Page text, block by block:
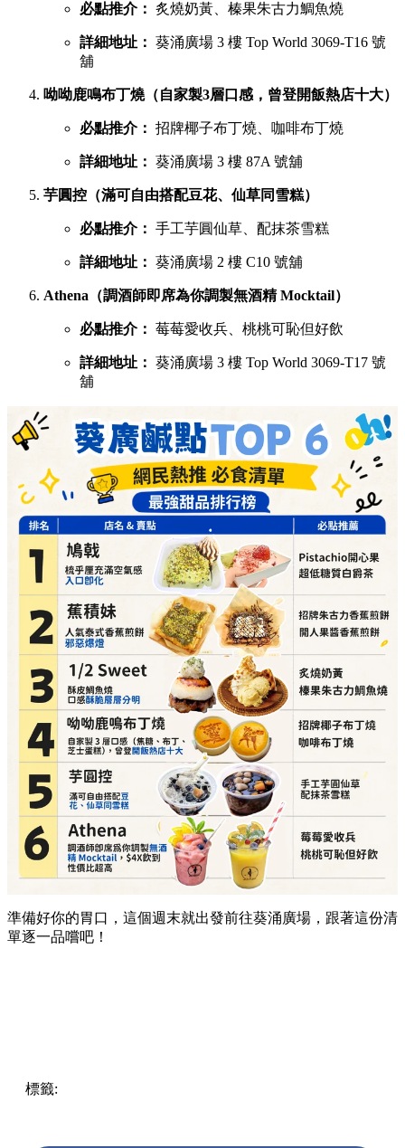
必點推介： 炙燒奶黃、榛果朱古力鯛魚燒
詳細地址： 葵涌廣場 3 樓 Top World 3069-T16 號
舖
呦呦鹿鳴布丁燒（自家製3層口感，曾登開飯熱店十大）
必點推介： 招牌椰子布丁燒、咖啡布丁燒
詳細地址： 葵涌廣場 3 樓 87A 號舖
芋圓控（滿可自由搭配豆花、仙草同雪糕）
必點推介： 手工芋圓仙草、配抹茶雪糕
詳細地址： 葵涌廣場 2 樓 C10 號舖
Athena（調酒師即席為你調製無酒精 Mocktail）
必點推介： 莓莓愛收兵、桃桃可恥但好飲
詳細地址： 葵涌廣場 3 樓 Top World 3069-T17 號
舖
準備好你的胃口，這個週末就出發前往葵涌廣場，跟著這份清
單逐一品嚐吧！
標籤: